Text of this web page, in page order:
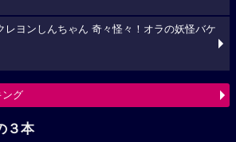
ヨンしんちゃん 奇々怪々！オラの妖怪バケ
ング
３本